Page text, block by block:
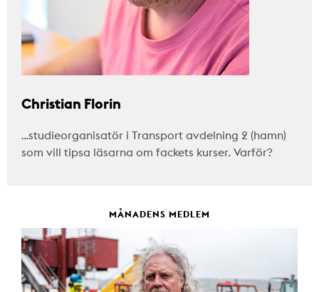
Christian Florin
…studieorganisatör i Transport avdelning 2 (hamn)
som vill tipsa läsarna om fackets kurser. Varför?
MÅNADENS MEDLEM